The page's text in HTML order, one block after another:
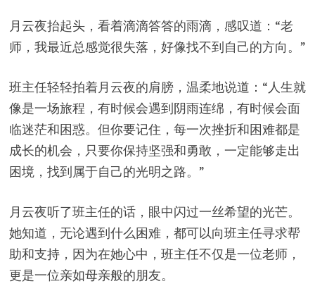
月云夜抬起头，看着滴滴答答的雨滴，感叹道：“老
师，我最近总感觉很失落，好像找不到自己的方向。”
班主任轻轻拍着月云夜的肩膀，温柔地说道：“人生就
像是一场旅程，有时候会遇到阴雨连绵，有时候会面
临迷茫和困惑。但你要记住，每一次挫折和困难都是
成长的机会，只要你保持坚强和勇敢，一定能够走出
困境，找到属于自己的光明之路。”
月云夜听了班主任的话，眼中闪过一丝希望的光芒。
她知道，无论遇到什么困难，都可以向班主任寻求帮
助和支持，因为在她心中，班主任不仅是一位老师，
更是一位亲如母亲般的朋友。